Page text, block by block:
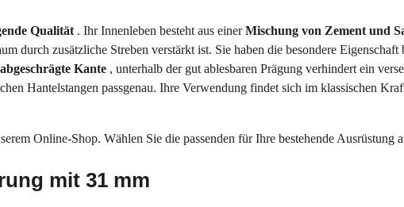
Qualität . Ihr Innenleben besteht aus einerMischung von Zement und
durch zusätzliche Streben verstärkt ist. Sie haben die besondere
abgeschrägte Kante , unterhalb der gut ablesbaren Prägung verhindert ein
Hantelstangen passgenau. Ihre Verwendung findet sich im klassischen
Online-Shop. Wählen Sie die passenden für Ihre bestehende Ausrüstung
mit 31 mm